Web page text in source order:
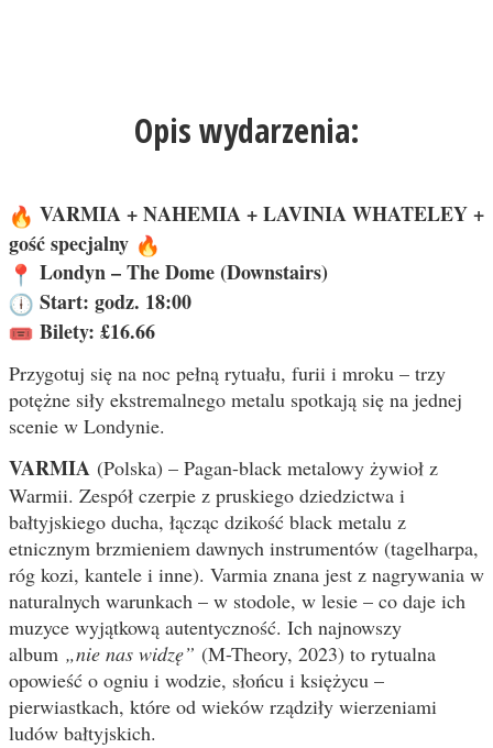
Opis wydarzenia:
VARMIA + NAHEMIA + LAVINIA WHATELEY +
gość specjalny
Londyn – The Dome (Downstairs)
Start: godz. 18:00
Bilety: £16.66
Przygotuj się na noc pełną rytuału, furii i mroku – trzy
potężne siły ekstremalnego metalu spotkają się na jednej
scenie w Londynie.
VARMIA (Polska) – Pagan-black metalowy żywioł z
Warmii. Zespół czerpie z pruskiego dziedzictwa i
bałtyjskiego ducha, łącząc dzikość black metalu z
etnicznym brzmieniem dawnych instrumentów (tagelharpa,
róg kozi, kantele i inne). Varmia znana jest z nagrywania w
naturalnych warunkach – w stodole, w lesie – co daje ich
muzyce wyjątkową autentyczność. Ich najnowszy
album „nie nas widzę” (M-Theory, 2023) to rytualna
opowieść o ogniu i wodzie, słońcu i księżycu –
pierwiastkach, które od wieków rządziły wierzeniami
ludów bałtyjskich.